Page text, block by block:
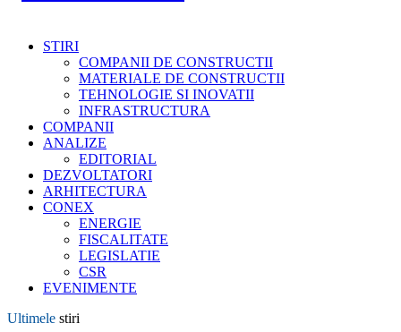
STIRI
COMPANII DE CONSTRUCTII
MATERIALE DE CONSTRUCTII
TEHNOLOGIE SI INOVATII
INFRASTRUCTURA
COMPANII
ANALIZE
EDITORIAL
DEZVOLTATORI
ARHITECTURA
CONEX
ENERGIE
FISCALITATE
LEGISLATIE
CSR
EVENIMENTE
Ultimele stiri